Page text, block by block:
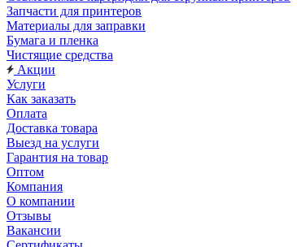
Запчасти для принтеров
Материалы для заправки
Бумага и пленка
Чистящие средства
Акции
Услуги
Как заказать
Оплата
Доставка товара
Выезд на услуги
Гарантия на товар
Оптом
Компания
О компании
Отзывы
Вакансии